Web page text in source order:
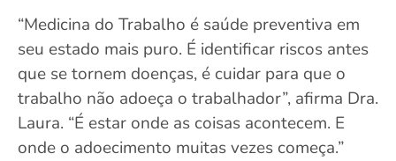
“Medicina do Trabalho é saúde preventiva em
seu estado mais puro. É identificar riscos antes
que se tornem doenças, é cuidar para que o
trabalho não adoeça o trabalhador”, afirma Dra.
Laura. “É estar onde as coisas acontecem. E
onde o adoecimento muitas vezes começa.”